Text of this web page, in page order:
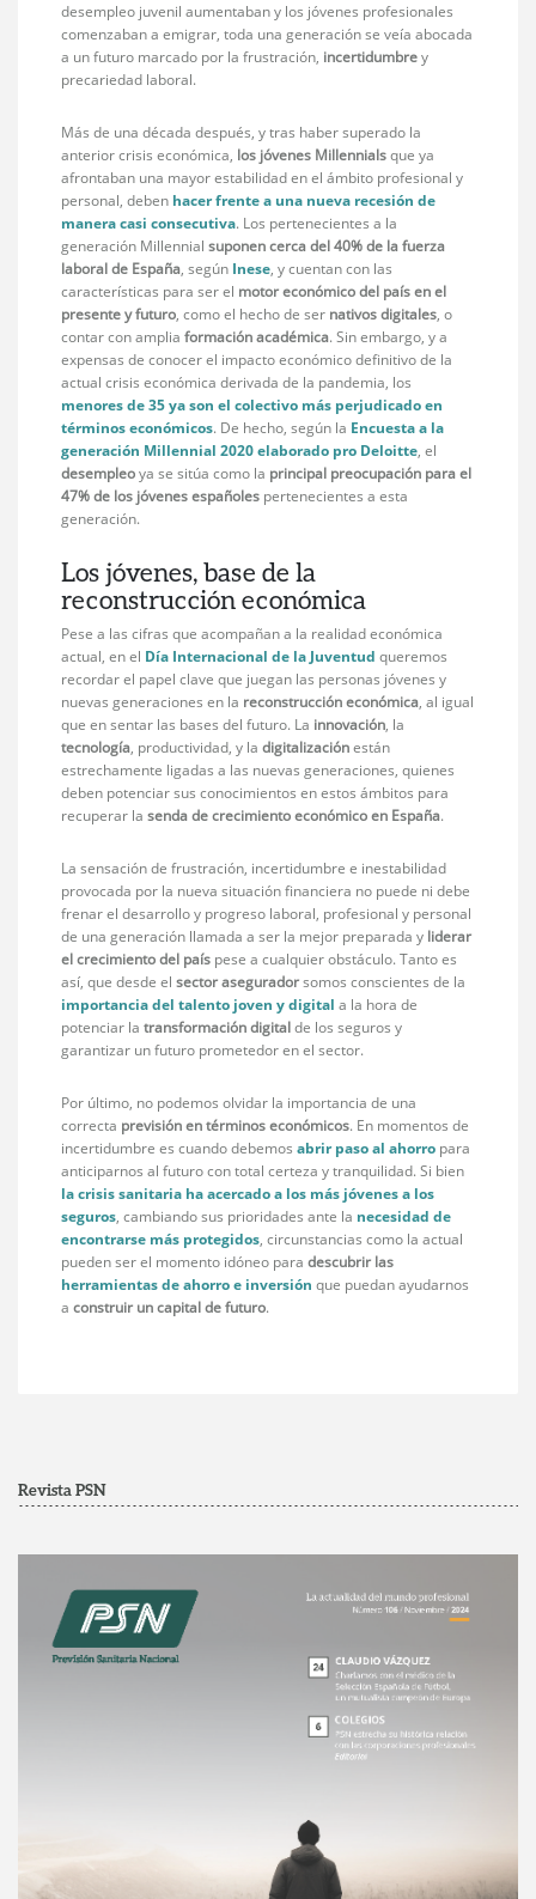
desempleo juvenil aumentaban y los jóvenes profesionales
comenzaban a emigrar, toda una generación se veía abocada
a un futuro marcado por la frustración, incertidumbrey
precariedad laboral.
Más de una década después, y tras haber superado la
anterior crisis económica, los jóvenes Millennialsque ya
afrontaban una mayor estabilidad en el ámbito profesional y
personal, deben hacer frente a una nueva recesión de
manera casi consecutiva. Los pertenecientes a la
generación Millennialsuponen cerca del 40% de la fuerza
laboral de España, según Inese, y cuentan con las
características para ser el motor económico del país en el
presente y futuro, como el hecho de ser nativos digitales, o
contar con ampliaformación académica. Sin embargo, y a
expensas de conocer el impacto económico definitivo de la
actual crisis económica derivada de la pandemia, los
menores de 35 ya son el colectivo más perjudicado en
términos económicos. De hecho, según la Encuesta a la
generación Millennial 2020 elaborado pro Deloitte, el
desempleoya se sitúa como la principal preocupación para el
47% de los jóvenes españoles pertenecientes a esta
generación.
Los jóvenes, base de la
reconstrucción económica
Pese a las cifras que acompañan a la realidad económica
actual, en el Día Internacional de la Juventud queremos
recordar el papel clave que juegan las personas jóvenes y
nuevas generaciones en la reconstrucción económica, al igual
que en sentar las bases del futuro. La innovación, la
tecnología, productividad, y ladigitalizaciónestán
estrechamente ligadas a las nuevas generaciones, quienes
deben potenciar sus conocimientos en estos ámbitos para
recuperar lasenda de crecimiento económico en España.
La sensación de frustración, incertidumbre e inestabilidad
provocada por la nueva situación financiera no puede ni debe
frenar el desarrollo y progreso laboral, profesional y personal
de una generación llamada a ser la mejor preparada y liderar
el crecimiento del país pese a cualquier obstáculo. Tanto es
así, que desde elsector aseguradorsomos conscientes de la
importancia del talento joven y digital a la hora de
potenciar latransformación digitalde los seguros y
garantizar un futuro prometedor en el sector.
Por último, no podemos olvidar la importancia de una
correcta previsión en términos económicos. En momentos de
incertidumbre es cuando debemosabrir paso al ahorro para
anticiparnos al futuro con total certeza y tranquilidad. Si bien
la crisis sanitaria ha acercado a los más jóvenes a los
seguros, cambiando sus prioridades ante la necesidad de
encontrarse más protegidos, circunstancias como la actual
pueden ser el momento idóneo paradescubrir las
herramientas de ahorro e inversión que puedan ayudarnos
aconstruir un capital de futuro.
Revista PSN